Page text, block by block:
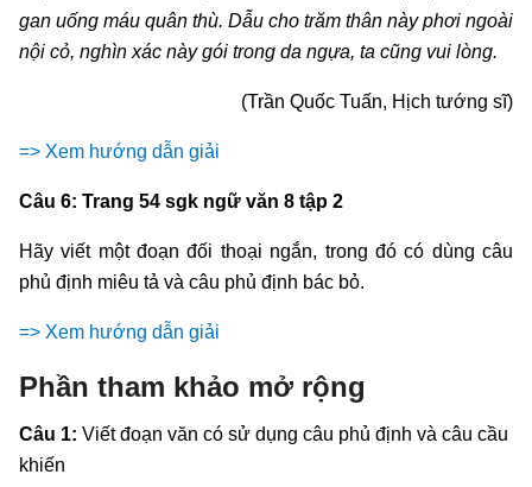
gan uống máu quân thù. Dẫu cho trăm thân này phơi ngoài
nội cỏ, nghìn xác này gói trong da ngựa, ta cũng vui lòng.
(Trần Quốc Tuấn, Hịch tướng sĩ)
=> Xem hướng dẫn giải
Câu 6: Trang 54 sgk ngữ văn 8 tập 2
Hãy viết một đoạn đối thoại ngắn, trong đó có dùng câu
phủ định miêu tả và câu phủ định bác bỏ.
=> Xem hướng dẫn giải
Phần tham khảo mở rộng
Câu 1: Viết đoạn văn có sử dụng câu phủ định và câu cầu
khiến